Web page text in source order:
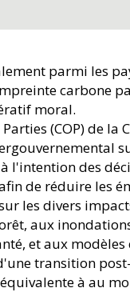
parmi les
moral.
(COP) de
des
de réduire les
les divers
aux
et aux
transition
à au